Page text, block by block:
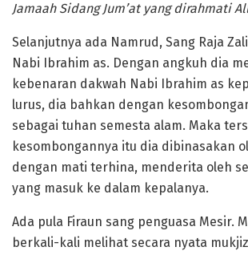
Jamaah Sidang Jum’at yang dirahmati
Selanjutnya ada Namrud, Sang Raja
Nabi Ibrahim as. Dengan angkuh dia
kebenaran dakwah Nabi Ibrahim as
lurus, dia bahkan dengan
sebagai tuhan semesta alam. Maka
kesombongannya itu dia dibinasakan
dengan mati terhina, menderita oleh
yang masuk ke dalam kepalanya.
Ada pula Firaun sang penguasa Mesir.
berkali-kali melihat secara nyata